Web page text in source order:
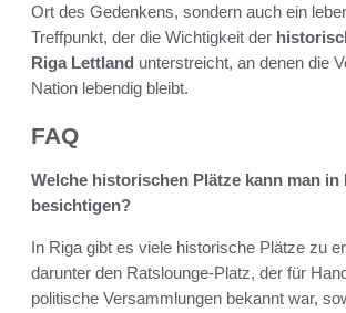
Ort des Gedenkens, sondern auch ein
Treffpunkt, der die Wichtigkeit der
Riga Lettland unterstreicht, an denen die
Nation lebendig bleibt.
FAQ
Welche historischen Plätze kann man in
besichtigen?
In Riga gibt es viele historische Plätze zu
darunter den Ratslounge-Platz, der für
politische Versammlungen bekannt war,